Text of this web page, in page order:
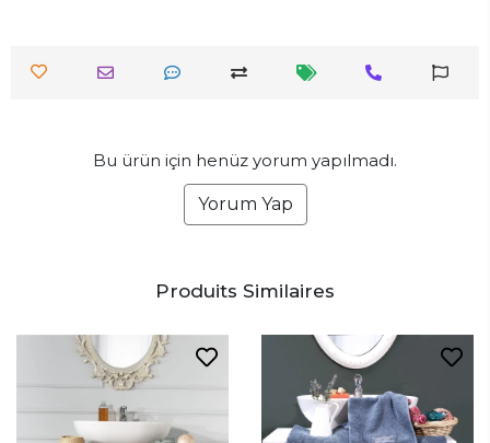
Bu ürün için henüz yorum yapılmadı.
Yorum Yap
Produits Similaires